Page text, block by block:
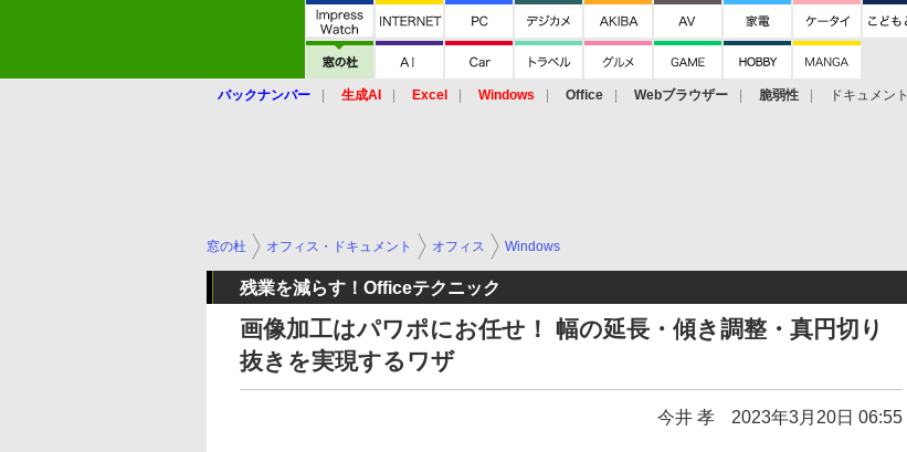
バックナンバー 生成AI Excel Windows Office Webブラウザー 脆弱性 ドキュメント
窓の杜 オフィス・ドキュメント オフィス Windows
残業を減らす！Officeテクニック
画像加工はパワポにお任せ！ 幅の延長・傾き調整・真円切り
抜きを実現するワザ
今井 孝 2023年3月20日 06:55